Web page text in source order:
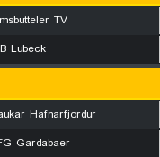
TV
Lubeck
Hafnarfjordur
Gardabaer